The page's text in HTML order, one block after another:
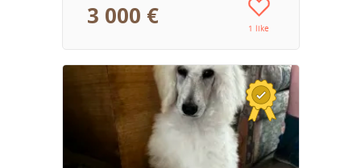
3 000 € 1 like